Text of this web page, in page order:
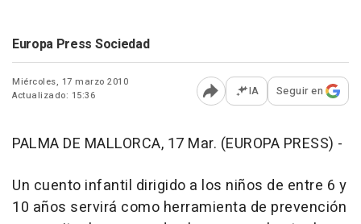
Europa Press Sociedad
Miércoles, 17 marzo 2010
Actualizado: 15:36
Abrir opciones para
IA Seguir en
PALMA DE MALLORCA, 17 Mar. (EUROPA PRESS) -
Un cuento infantil dirigido a los niños de entre 6 y
10 años servirá como herramienta de prevención